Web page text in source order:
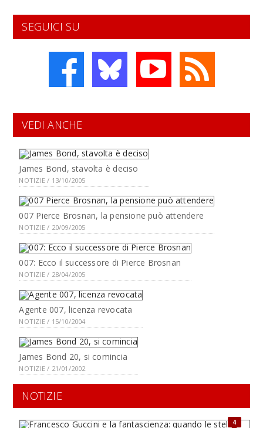
SEGUICI SU
VEDI ANCHE
James Bond, stavolta è deciso
NOTIZIE / 13/10/2005
007 Pierce Brosnan, la pensione può attendere
NOTIZIE / 20/09/2005
007: Ecco il successore di Pierce Brosnan
NOTIZIE / 28/04/2005
Agente 007, licenza revocata
NOTIZIE / 15/10/2004
James Bond 20, si comincia
NOTIZIE / 21/01/2002
NOTIZIE
4